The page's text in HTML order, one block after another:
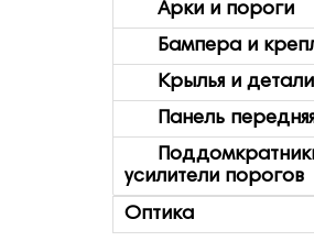
Арки и пороги
Бампера и
Крылья и детали
Панель
усилители порогов
Оптика